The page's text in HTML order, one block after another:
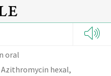
oral
hexal,